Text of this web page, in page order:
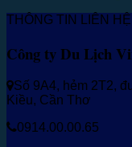
THÔNG TIN LIÊN HỆ
Công ty Du Lịch
Số 9A4, hẻm 2T2,
Kiều, Cần Thơ
0914.00.00.65